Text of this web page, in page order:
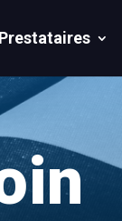
Prestataires